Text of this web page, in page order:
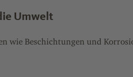
Umwelt
wie Beschichtungen und